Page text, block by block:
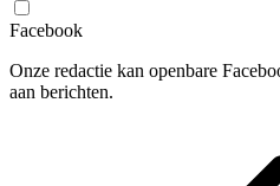
Facebook
Onze redactie kan openbare
aan berichten.